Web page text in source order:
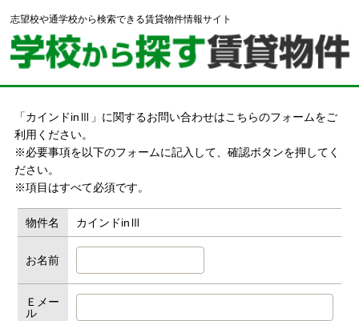
志望校や通学校から検索できる賃貸物件情報サイト
「カインドinⅢ」に関するお問い合わせはこちらのフォームをご
利用ください。
※必要事項を以下のフォームに記入して、確認ボタンを押してく
ださい。
※項目はすべて必須です。
物件名 カインドinⅢ
お名前
Ｅメー
ル